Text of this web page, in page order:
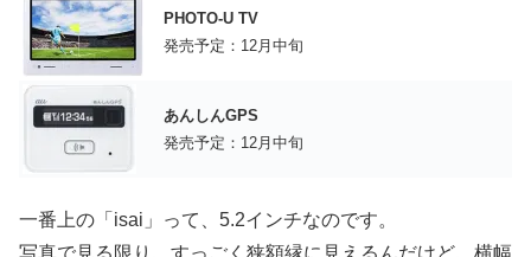
PHOTO-U TV
発売予定：12月中旬
あんしんGPS
発売予定：12月中旬
一番上の「isai」って、5.2インチなのです。
写真で見る限り、すっごく狭額縁に見えるんだけど、横幅